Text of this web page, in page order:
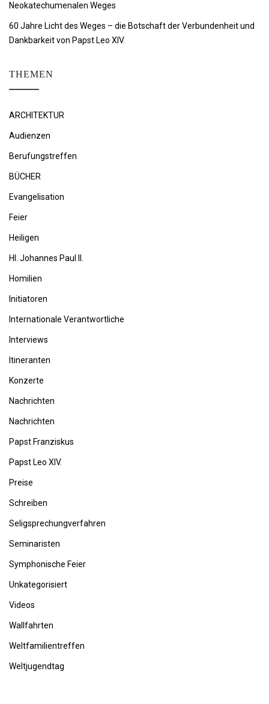
Neokatechumenalen Weges
60 Jahre Licht des Weges – die Botschaft der Verbundenheit und
Dankbarkeit von Papst Leo XIV.
THEMEN
ARCHITEKTUR
Audienzen
Berufungstreffen
BÜCHER
Evangelisation
Feier
Heiligen
Hl. Johannes Paul II.
Homilien
Initiatoren
Internationale Verantwortliche
Interviews
Itineranten
Konzerte
Nachrichten
Nachrichten
Papst Franziskus
Papst Leo XIV.
Preise
Schreiben
Seligsprechungverfahren
Seminaristen
Symphonische Feier
Unkategorisiert
Videos
Wallfahrten
Weltfamilientreffen
Weltjugendtag